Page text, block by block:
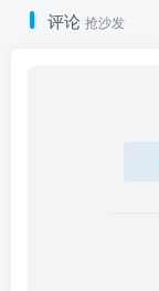
评论 抢沙发